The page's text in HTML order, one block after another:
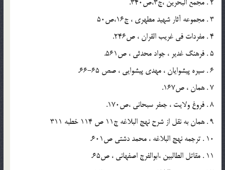
2 . مجمع البحرين ،ج3،ص340.
3 . مجموعه آثار شهيد مطهري ، ج16،ص50
4 . مفردات في غريب القران ، ص246.
5 . فرهنگ غدير ، جواد محدثي ، ص561.
6 . سيره پيشوايان ، مهدي پيشوايي ، صص 65-66.
7 . همان ، ص167.
8 . فروغ ولايت ، جعفر سبحاني ،ص170.
9 . همان به نقل از شرح نهج البلاغه ج11 ص 114 خطبه 311
10 . ترجمه نهج البلاغه ، محمد دشتي ص601.
11 . مقاتل الطالبين ،ابوالفرج اصفهاني ، ص65.